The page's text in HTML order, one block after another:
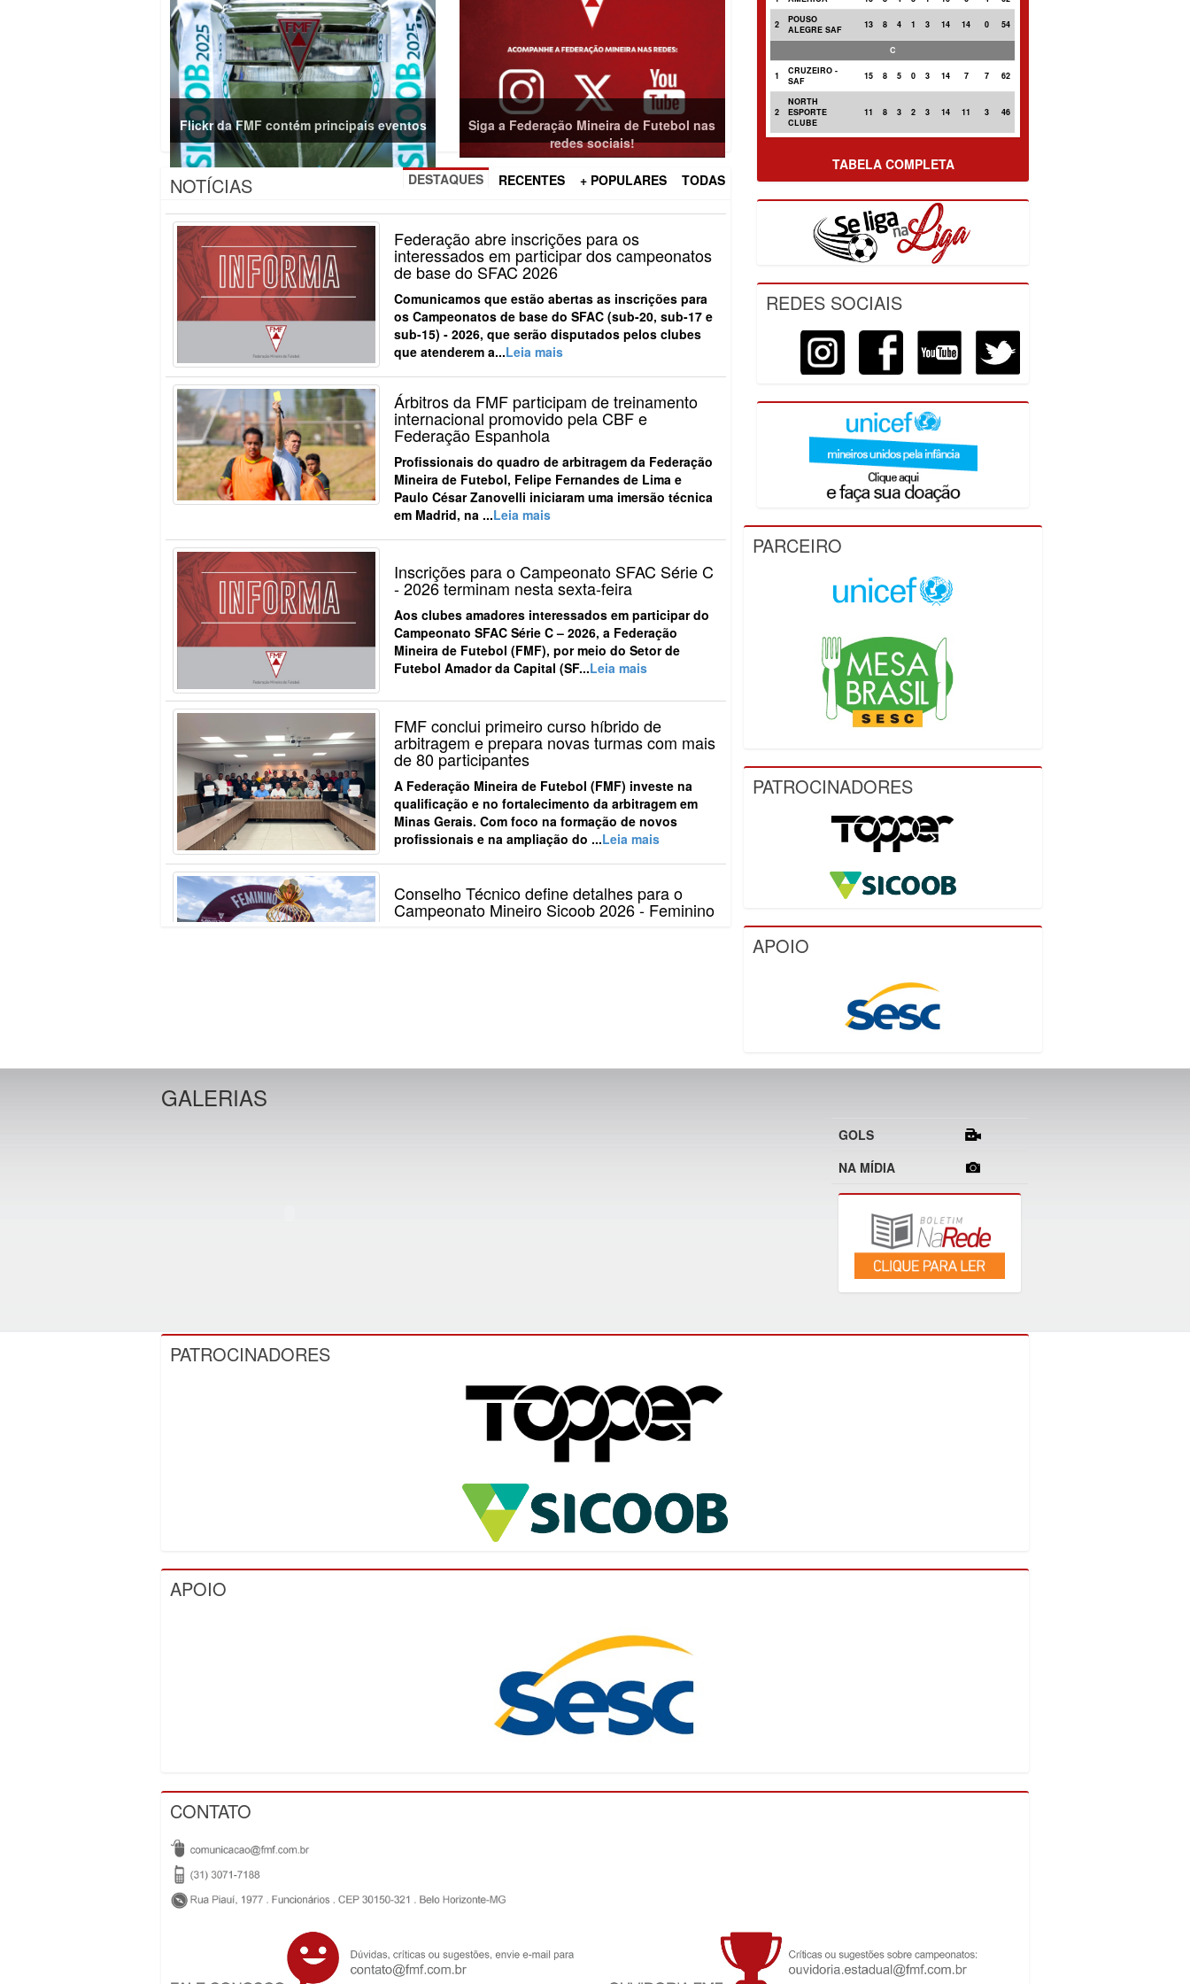
Flickr da FMF contém principais eventos
Siga a Federação Mineira de Futebol nas
redes sociais!
TODAS
+ POPULARES
RECENTES
DESTAQUES
NOTÍCIAS
Federação abre inscrições para os
interessados em participar dos campeonatos
de base do SFAC 2026
Comunicamos que estão abertas as inscrições para
os Campeonatos de base do SFAC (sub-20, sub-17 e
sub-15) - 2026, que serão disputados pelos clubes
que atenderem a...Leia mais
Árbitros da FMF participam de treinamento
internacional promovido pela CBF e
Federação Espanhola
Profissionais do quadro de arbitragem da Federação
Mineira de Futebol, Felipe Fernandes de Lima e
Paulo César Zanovelli iniciaram uma imersão técnica
em Madrid, na ...Leia mais
Inscrições para o Campeonato SFAC Série C
- 2026 terminam nesta sexta-feira
Aos clubes amadores interessados em participar do
Campeonato SFAC Série C – 2026, a Federação
Mineira de Futebol (FMF), por meio do Setor de
Futebol Amador da Capital (SF...Leia mais
FMF conclui primeiro curso híbrido de
arbitragem e prepara novas turmas com mais
de 80 participantes
A Federação Mineira de Futebol (FMF) investe na
qualificação e no fortalecimento da arbitragem em
Minas Gerais. Com foco na formação de novos
profissionais e na ampliação do ...Leia mais
Conselho Técnico define detalhes para o
Campeonato Mineiro Sicoob 2026 - Feminino
Campeonato Mineiro Sicoob 2026 – Segunda
Federação abre inscrições para os
interessados em participar do Campeonato
Mineiro Feminino Sub-17
A Federação Mineira de Futebol (FMF) comunica que
estão abertas as inscrições para o Campeonato
interessados em participar desta...Leia mais
arbitragem para o Campeonato Mineiro
(FMF) deu início, nesta quarta-feira (27/05), a um
Leia mais
FMF convoca clubes para o Conselho
Técnico do Campeonato Mineiro Sicoob 2026
convocação dos clubes abaixo relacionados para a
2
POUSO
ALEGRE SAF
13 8 4 1 3 14 14 0 54
C
1
CRUZEIRO -
SAF
15 8 5 0 3 14 7 7 62
2
NORTH
ESPORTE
CLUBE
11 8 3 2 3 14 11 3 46
TABELA COMPLETA
REDES SOCIAIS
PARCEIRO
PATROCINADORES
APOIO
GALERIAS
GOLS
NA MÍDIA
PATROCINADORES
APOIO
CONTATO